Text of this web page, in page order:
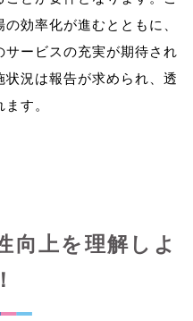
効率化が進むとともに、
ービスの充実が期待され
況は報告が求められ、透
向上を理解しよ